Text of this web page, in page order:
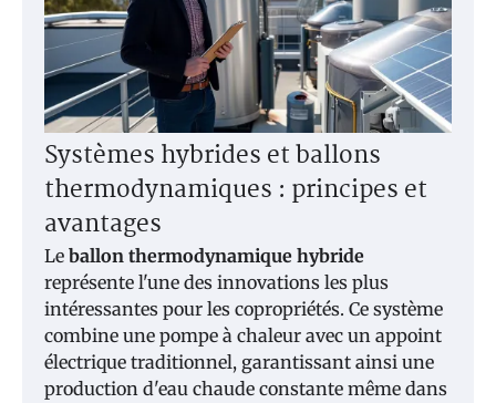
Systèmes hybrides et ballons
thermodynamiques : principes et
avantages
Le ballon thermodynamique hybride
représente l'une des innovations les plus
intéressantes pour les copropriétés. Ce système
combine une pompe à chaleur avec un appoint
électrique traditionnel, garantissant ainsi une
production d'eau chaude constante même dans